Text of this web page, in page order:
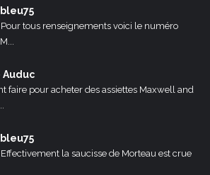
tous renseignements voici le numéro
faire pour acheter des assiettes Maxwell and
la saucisse de Morteau est crue